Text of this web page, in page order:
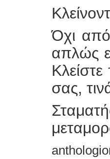
Όχι
απλώς
σας,